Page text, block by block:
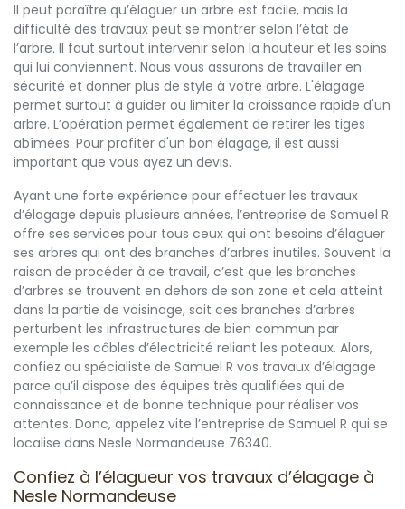
Il peut paraître qu’élaguer un arbre est facile, mais la
difficulté des travaux peut se montrer selon l’état de
l’arbre. Il faut surtout intervenir selon la hauteur et les soins
qui lui conviennent. Nous vous assurons de travailler en
sécurité et donner plus de style à votre arbre. L'élagage
permet surtout à guider ou limiter la croissance rapide d'un
arbre. L’opération permet également de retirer les tiges
abîmées. Pour profiter d'un bon élagage, il est aussi
important que vous ayez un devis.
Ayant une forte expérience pour effectuer les travaux
d’élagage depuis plusieurs années, l’entreprise de Samuel R
offre ses services pour tous ceux qui ont besoins d’élaguer
ses arbres qui ont des branches d’arbres inutiles. Souvent la
raison de procéder à ce travail, c’est que les branches
d’arbres se trouvent en dehors de son zone et cela atteint
dans la partie de voisinage, soit ces branches d’arbres
perturbent les infrastructures de bien commun par
exemple les câbles d’électricité reliant les poteaux. Alors,
confiez au spécialiste de Samuel R vos travaux d’élagage
parce qu’il dispose des équipes très qualifiées qui de
connaissance et de bonne technique pour réaliser vos
attentes. Donc, appelez vite l’entreprise de Samuel R qui se
localise dans Nesle Normandeuse 76340.
Confiez à l’élagueur vos travaux d’élagage à
Nesle Normandeuse